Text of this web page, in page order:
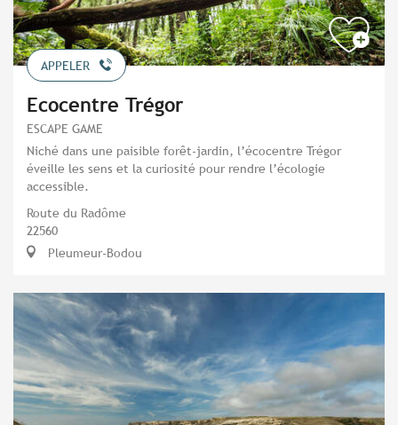
APPELER
Ecocentre Trégor
ESCAPE GAME
Niché dans une paisible forêt-jardin, l’écocentre Trégor
éveille les sens et la curiosité pour rendre l’écologie
accessible.
Route du Radôme
22560
Pleumeur-Bodou